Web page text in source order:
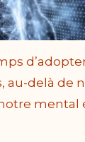
au-delà de
mental